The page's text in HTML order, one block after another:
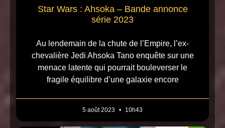
Star Wars : Ahsoka – Bande annonce
série 2023
Au lendemain de la chute de l’Empire, l’ex-
chevalière Jedi Ahsoka Tano enquête sur une
menace latente qui pourrait bouleverser le
fragile équilibre d’une galaxie encore
5 août 2023 10h43